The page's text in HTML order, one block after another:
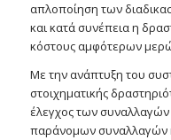
απλοποίηση των
και κατά συνέπεια η
κόστους αμφότερων
Με την ανάπτυξη του
στοιχηματικής
έλεγχος των
παράνομων συναλλαγών